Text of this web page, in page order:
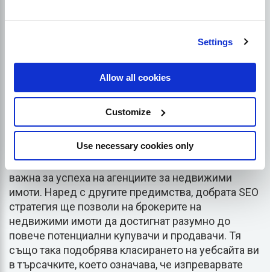
Settings
Allow all cookies
Customize
Use necessary cookies only
да получат стотици посетители от местни
Още по-интересно е, че 50% от потребителите,
които намират фирми чрез местни търсения, в
крайна сметка посещават тези магазини и
извършват транзакции с тях.
В бъдеще SEO оптимизацията се оказва много
важна за успеха на агенциите за недвижими
имоти. Наред с другите предимства, добрата SEO
стратегия ще позволи на брокерите на
недвижими имоти да достигнат разумно до
повече потенциални купувачи и продавачи. Тя
също така подобрява класирането на уебсайта ви
в търсачките, което означава, че изпреварвате